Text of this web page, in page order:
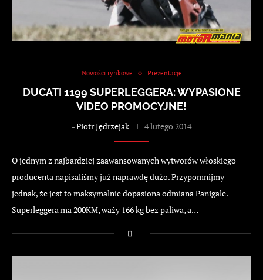
Nowości rynkowe Prezentacje
DUCATI 1199 SUPERLEGGERA: WYPASIONE
VIDEO PROMOCYJNE!
-Piotr Jędrzejak 4 lutego 2014
O jednym z najbardziej zaawansowanych wytworów włoskiego
producenta napisaliśmy już naprawdę dużo. Przypomnijmy
jednak, że jest to maksymalnie dopasiona odmiana Panigale.
Superleggera ma 200KM, waży 166 kg bez paliwa, a…